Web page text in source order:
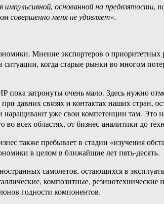
основанной на
совершенно меня не удивляет«.
Мнение экспортеров о
когда старые рынки во многом
затронуты очень мало. Здесь нужно
давних связях и контактах наших стран,
уже свои компетенции там.
всех областях, от бизнес-аналитики до
также пребывает в стадии «изучения
в целом в ближайшие лет пять-десять.
самолетов, остающихся в
композитные,
годности компонентов.